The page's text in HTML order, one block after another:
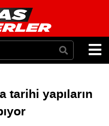
tarihi yapıların